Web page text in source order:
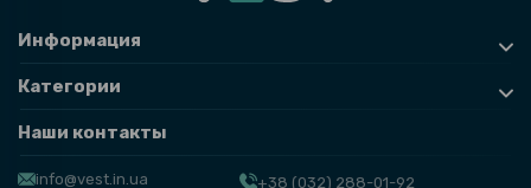
Информация
Категории
Наши контакты
info@vest.in.ua +38 (032) 288-01-92